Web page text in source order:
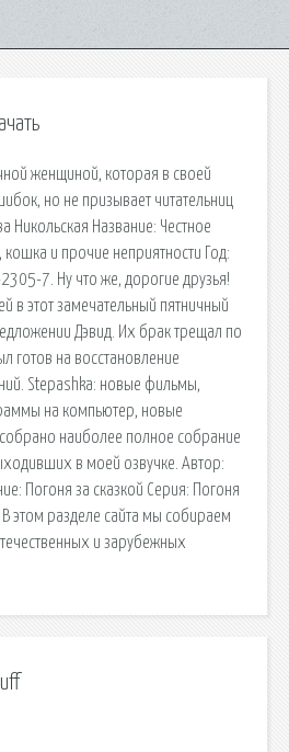
женщиной, которая в своей
но не призывает читательниц
Никольская Название: Честное
и прочие неприятности Год:
7. Ну что же, дорогие друзья!
в этот замечательный пятничный
Дэвид. Их брак трещал по
готов на восстановление
Stepashka: новые фильмы,
на компьютер, новые
наиболее полное собрание
в моей озвучке. Автор:
Погоня за сказкой Серия: Погоня
этом разделе сайта мы собираем
и зарубежных